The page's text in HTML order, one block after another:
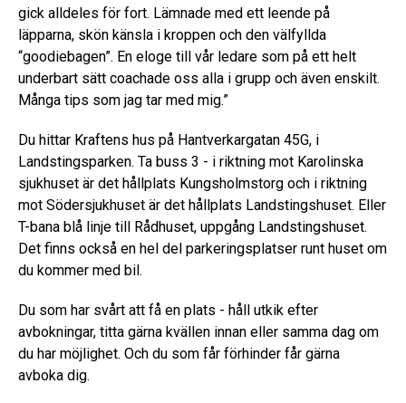
gick alldeles för fort. Lämnade med ett leende på
läpparna, skön känsla i kroppen och den välfyllda
“goodiebagen”. En eloge till vår ledare som på ett helt
underbart sätt coachade oss alla i grupp och även enskilt.
Många tips som jag tar med mig.”
Du hittar Kraftens hus på Hantverkargatan 45G, i
Landstingsparken. Ta buss 3 - i riktning mot Karolinska
sjukhuset är det hållplats Kungsholmstorg och i riktning
mot Södersjukhuset är det hållplats Landstingshuset. Eller
T-bana blå linje till Rådhuset, uppgång Landstingshuset.
Det finns också en hel del parkeringsplatser runt huset om
du kommer med bil.
Du som har svårt att få en plats - håll utkik efter
avbokningar, titta gärna kvällen innan eller samma dag om
du har möjlighet. Och du som får förhinder får gärna
avboka dig.